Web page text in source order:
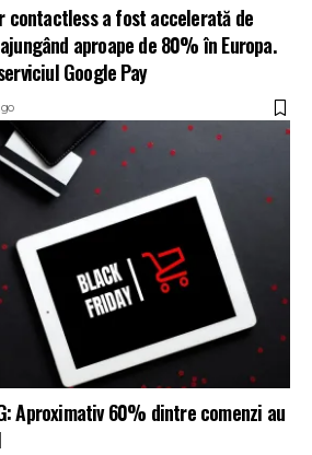
contactless a fost accelerată de
aproape de 80% în Europa.
Google Pay
Aproximativ 60% dintre comenzi au